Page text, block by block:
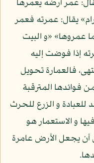
عمر أرضه يعمرها
يقال: عمرته فعمر
عمروها» «و البيت
إذا فوضت إليه
فالعمارة تحويل
فوائدها المترقبة
للعبادة و الزرع للحرث
و الاستعمار هو
أن يجعل الأرض عامرة